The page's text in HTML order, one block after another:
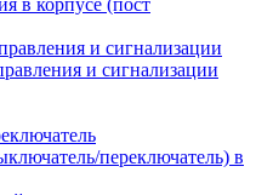
в корпусе (пост
и сигнализации
и сигнализации
переключатель) в